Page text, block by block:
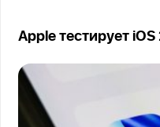
Apple тестирует